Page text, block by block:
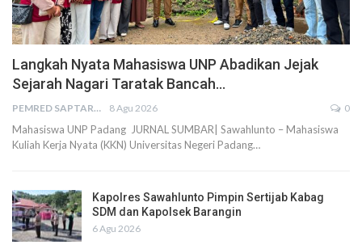
Langkah Nyata Mahasiswa UNP Abadikan Jejak
Sejarah Nagari Taratak Bancah…
PEMRED SAPTARIUS 8 Agu 2026 0
Mahasiswa UNP Padang JURNAL SUMBAR| Sawahlunto – Mahasiswa
Kuliah Kerja Nyata (KKN) Universitas Negeri Padang…
Kapolres Sawahlunto Pimpin Sertijab Kabag
SDM dan Kapolsek Barangin
6 Agu 2026